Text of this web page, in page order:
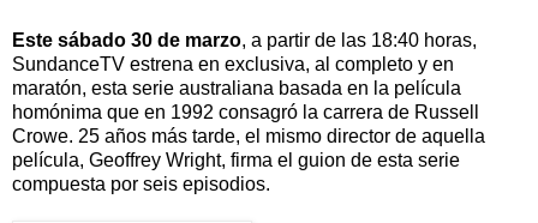
Este sábado 30 de marzo, a partir de las 18:40 horas,
SundanceTV estrena en exclusiva, al completo y en
maratón, esta serie australiana basada en la película
homónima que en 1992 consagró la carrera de Russell
Crowe. 25 años más tarde, el mismo director de aquella
película, Geoffrey Wright, firma el guion de esta serie
compuesta por seis episodios.